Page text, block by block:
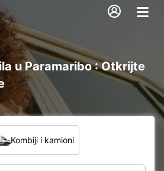
u Paramaribo : Otkrijte
Kombiji i kamioni